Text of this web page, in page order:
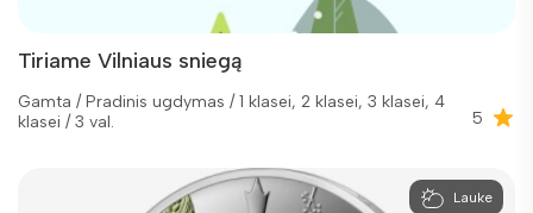
Tiriame Vilniaus sniegą
Gamta / Pradinis ugdymas / 1 klasei, 2 klasei, 3 klasei, 4
klasei / 3 val.
5
Lauke